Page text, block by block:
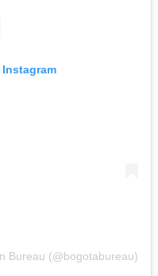
Bureau (@bogotabureau)